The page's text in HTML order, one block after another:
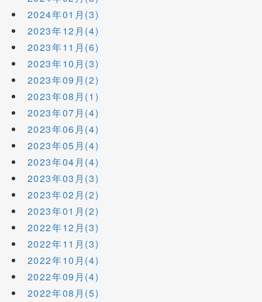
2024年01月(3)
2023年12月(4)
2023年11月(6)
2023年10月(3)
2023年09月(2)
2023年08月(1)
2023年07月(4)
2023年06月(4)
2023年05月(4)
2023年04月(4)
2023年03月(3)
2023年02月(2)
2023年01月(2)
2022年12月(3)
2022年11月(3)
2022年10月(4)
2022年09月(4)
2022年08月(5)